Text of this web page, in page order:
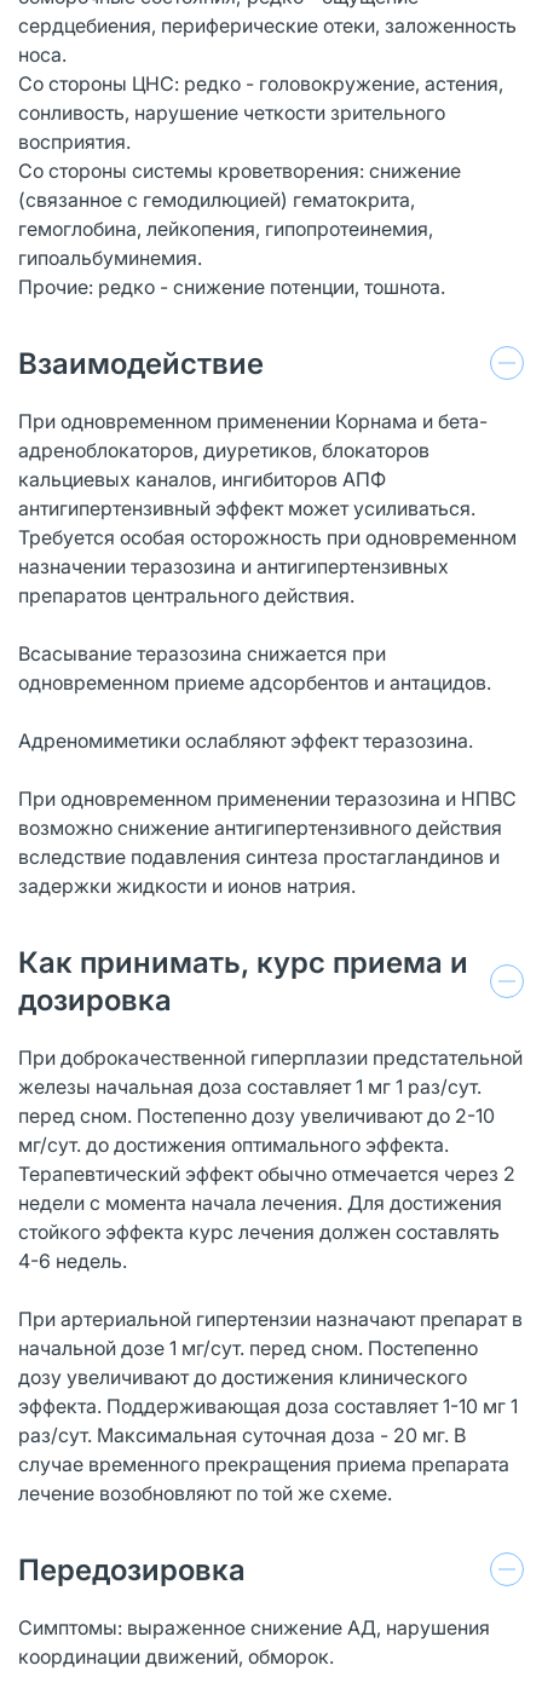
сердцебиения, периферические отеки, заложенность
носа.
Со стороны ЦНС: редко - головокружение, астения,
сонливость, нарушение четкости зрительного
восприятия.
Со стороны системы кроветворения: снижение
(связанное с гемодилюцией) гематокрита,
гемоглобина, лейкопения, гипопротеинемия,
гипоальбуминемия.
Прочие: редко - снижение потенции, тошнота.
Взаимодействие
При одновременном применении Корнама и бета-
адреноблокаторов, диуретиков, блокаторов
кальциевых каналов, ингибиторов АПФ
антигипертензивный эффект может усиливаться.
Требуется особая осторожность при одновременном
назначении теразозина и антигипертензивных
препаратов центрального действия.
Всасывание теразозина снижается при
одновременном приеме адсорбентов и антацидов.
Адреномиметики ослабляют эффект теразозина.
При одновременном применении теразозина и НПВС
возможно снижение антигипертензивного действия
вследствие подавления синтеза простагландинов и
задержки жидкости и ионов натрия.
Как принимать, курс приема и
дозировка
При доброкачественной гиперплазии предстательной
железы начальная доза составляет 1 мг 1 раз/сут.
перед сном. Постепенно дозу увеличивают до 2-10
мг/сут. до достижения оптимального эффекта.
Терапевтический эффект обычно отмечается через 2
недели с момента начала лечения. Для достижения
стойкого эффекта курс лечения должен составлять
4-6 недель.
При артериальной гипертензии назначают препарат в
начальной дозе 1 мг/сут. перед сном. Постепенно
дозу увеличивают до достижения клинического
эффекта. Поддерживающая доза составляет 1-10 мг 1
раз/сут. Максимальная суточная доза - 20 мг. В
случае временного прекращения приема препарата
лечение возобновляют по той же схеме.
Передозировка
Симптомы: выраженное снижение АД, нарушения
координации движений, обморок.